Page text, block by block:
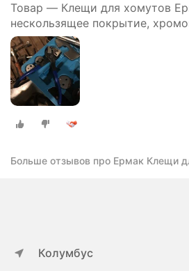
Товар — Клещи для хомутов
нескользящее покрытие,
175мм
Больше отзывов про Ермак Клещи
Колумбус